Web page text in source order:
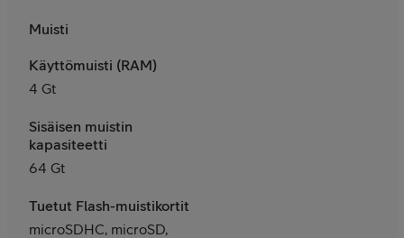
Muisti
Käyttömuisti (RAM)
4 Gt
Sisäisen muistin
kapasiteetti
64 Gt
Tuetut Flash-muistikortit
microSDHC, microSD,